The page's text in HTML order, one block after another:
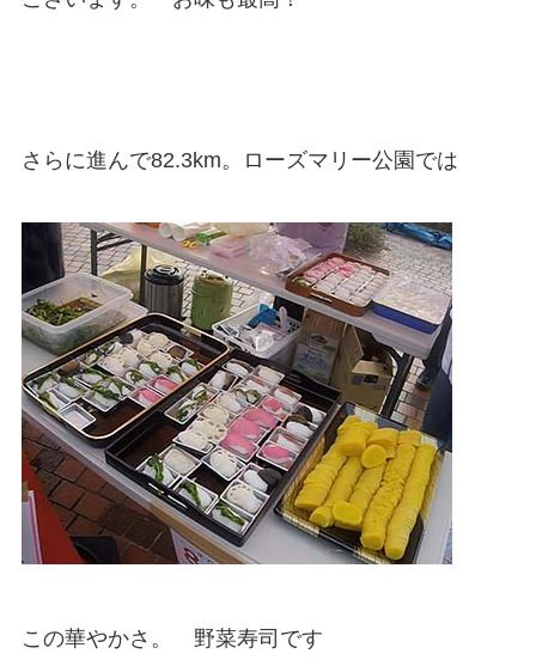
さらに進んで82.3km。ローズマリー公園では
この華やかさ。 野菜寿司です